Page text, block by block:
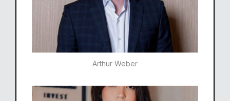
Arthur Weber